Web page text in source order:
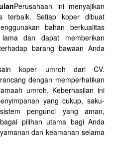
Perusahaan ini menyajikan
terbaik. Setiap koper dibuat
bahan berkualitas
dan dapat memberikan
barang bawaan Anda
koper umroh dari CV.
dengan memperhatikan
umroh. Keberhasilan ini
yang cukup, saku-
pengunci yang aman,
pilihan utama bagi Anda
dan keamanan selama